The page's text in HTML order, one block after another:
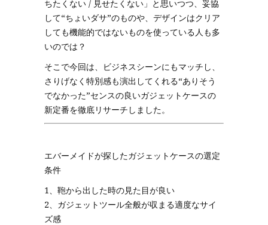
ちたくない / 見せたくない」と思いつつ、妥協
して“ちょいダサ”のものや、デザインはクリア
しても機能的ではないものを使っている人も多
いのでは？
そこで今回は、ビジネスシーンにもマッチし、
さりげなく特別感も演出してくれる“ありそう
でなかった”センスの良いガジェットケースの
新定番を徹底リサーチしました。
エバーメイドが探したガジェットケースの選定
条件
1、鞄から出した時の見た目が良い
2、ガジェットツール全般が収まる適度なサイ
ズ感